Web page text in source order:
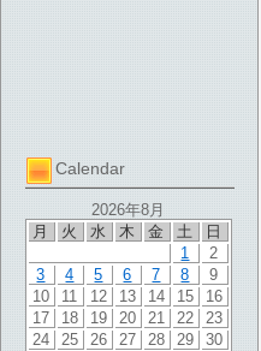
Calendar
2026年8月
月
火 水 木 金 土 日
1
2
3
4 5 6 7 8
9
10
11 12 13 14 15
16
17
18 19 20 21 22
23
24
25 26 27 28 29
30